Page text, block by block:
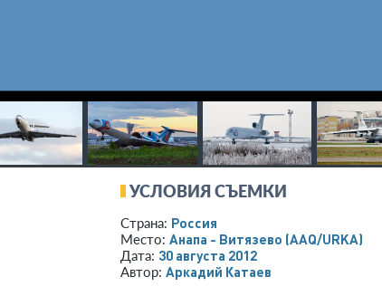
УСЛОВИЯ СЪЕМКИ
Страна: Россия
Место: Анапа - Витязево (AAQ/URKA)
Дата: 30 августа 2012
Автор: Аркадий Катаев